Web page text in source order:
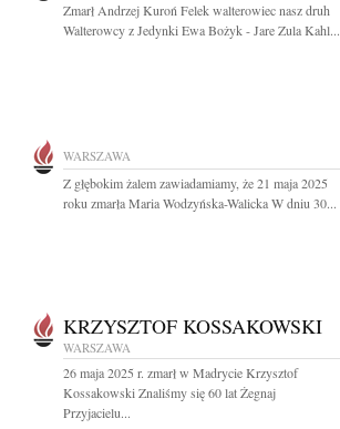
Zmarł Andrzej Kuroń Felek walterowiec nasz druh
Walterowcy z Jedynki Ewa Bożyk - Jare Zula Kahl...
WARSZAWA
Z głębokim żalem zawiadamiamy, że 21 maja 2025
roku zmarła Maria Wodzyńska-Walicka W dniu 30...
KRZYSZTOF KOSSAKOWSKI
WARSZAWA
26 maja 2025 r. zmarł w Madrycie Krzysztof
Kossakowski Znaliśmy się 60 lat Żegnaj
Przyjacielu...